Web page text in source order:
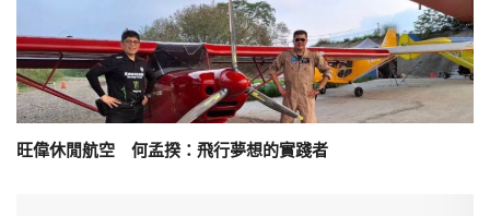
旺偉休閒航空 何孟揆：飛行夢想的實踐者